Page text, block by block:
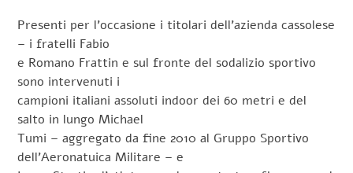
Presenti per l’occasione i titolari dell’azienda cassolese
– i fratelli Fabio
e Romano Frattin e sul fronte del sodalizio sportivo
sono intervenuti i
campioni italiani assoluti indoor dei 60 metri e del
salto in lungo Michael
Tumi – aggregato da fine 2010 al Gruppo Sportivo
dell’Aeronatuica Militare – e